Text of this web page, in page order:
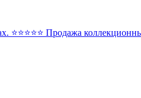
⭐️⭐️⭐️⭐️⭐️ Продажа